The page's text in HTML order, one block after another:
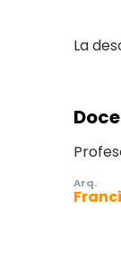
La
Arq.